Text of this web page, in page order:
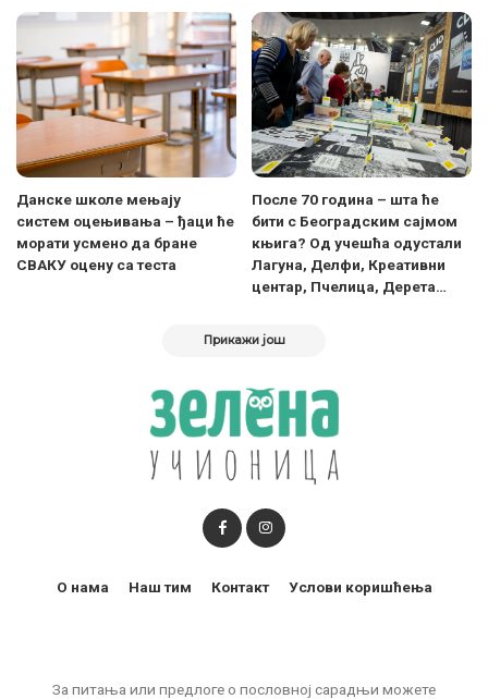
Данске школе мењају
систем оцењивања – ђаци ће
морати усмено да бране
СВАКУ оцену са теста
После 70 година – шта ће
бити с Београдским сајмом
књига? Од учешћа одустали
Лагуна, Делфи, Креативни
центар, Пчелица, Дерета…
Прикажи још
За питања или предлоге о пословној сарадњи можете
О нама Наш тим Контакт Услови коришћења